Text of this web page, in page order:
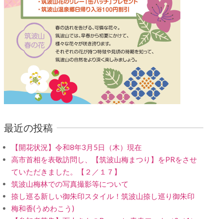
最近の投稿
【開花状況】令和8年3月5日（木）現在
高市首相を表敬訪問し、【筑波山梅まつり】をPRをさせ
ていただきました。【２／１７】
筑波山梅林での写真撮影等について
捺し巡る新しい御朱印スタイル！筑波山捺し巡り御朱印
梅和香(うめわこう)